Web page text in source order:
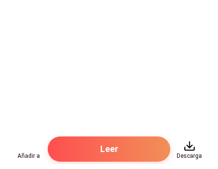
Añadir a
Leer
Descarga